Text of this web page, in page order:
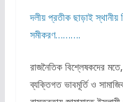
দলীয় প্রতীক ছাড়াই স্থানীয়
সমীকরণ……….
রাজনৈতিক বিশ্লেষকদের মতে,
ব্যক্তিগত ভাবমূর্তি ও